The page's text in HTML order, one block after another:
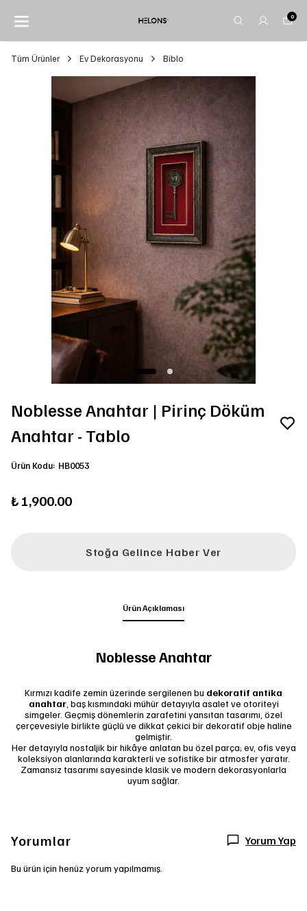
0
Tüm Ürünler Ev Dekorasyonu Biblo
Noblesse Anahtar | Pirinç Döküm
Anahtar - Tablo
Ürün Kodu: HB0053
₺ 1,900.00
Stoğa Gelince Haber Ver
Ürün Açıklaması
Noblesse Anahtar
Kırmızı kadife zemin üzerinde sergilenen bu dekoratif antika
anahtar, baş kısmındaki mühür detayıyla asalet ve otoriteyi
simgeler. Geçmiş dönemlerin zarafetini yansıtan tasarımı, özel
çerçevesiyle birlikte güçlü ve dikkat çekici bir dekoratif obje haline
gelmiştir.
Her detayıyla nostaljik bir hikâye anlatan bu özel parça; ev, ofis veya
koleksiyon alanlarında karakterli ve sofistike bir atmosfer yaratır.
Zamansız tasarımı sayesinde klasik ve modern dekorasyonlarla
uyum sağlar.
Yorumlar Yorum Yap
Bu ürün için henüz yorum yapılmamış.